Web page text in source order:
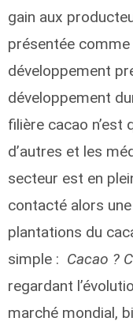
gain aux
présentée comme
développement
développement
filière cacao n’est
d’autres et les
secteur est en
contacté alors
plantations du
simple : Cacao ?
regardant
marché mondial,